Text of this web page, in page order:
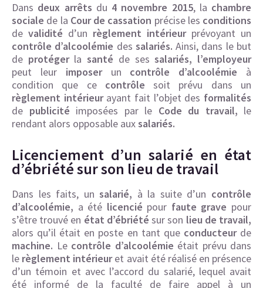
Dans deux arrêts du 4 novembre 2015, la chambre
sociale de la Cour de cassation précise les conditions
de validité d’un règlement intérieurprévoyant un
contrôle d’alcoolémie des salariés. Ainsi, dans le but
de protégerlasanté de sessalariés, l’employeur
peut leur imposerun contrôle d’alcoolémie à
condition que ce contrôle soit prévu dans un
règlement intérieurayant fait l’objet des formalités
de publicité imposées par le Code du travail, le
rendant alors opposable auxsalariés.
Licenciement d’un salarié en état
d’ébriété sur son lieu de travail
Dans les faits, unsalarié, à la suite d’un contrôle
d’alcoolémie, a été licencié pour faute grave pour
s’être trouvé en état d’ébriété sur son lieu de travail,
alors qu’il était en poste en tant que conducteurde
machine. Le contrôle d’alcoolémie était prévu dans
le règlement intérieuret avait été réalisé en présence
d’un témoin et avec l’accord du salarié, lequel avait
été informé de la faculté de faire appel à un